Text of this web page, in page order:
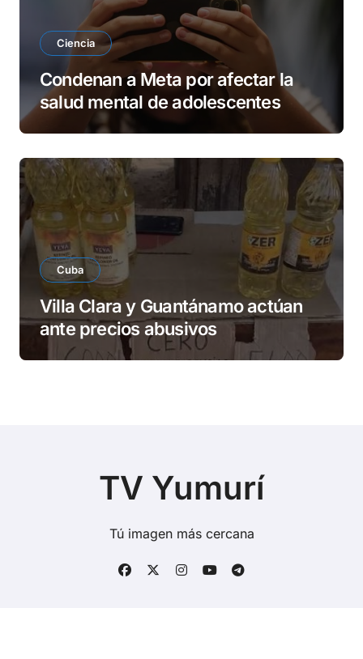
Ciencia
Condenan a Meta por afectar la
salud mental de adolescentes
Cuba
Villa Clara y Guantánamo actúan
ante precios abusivos
TV Yumurí
Tú imagen más cercana